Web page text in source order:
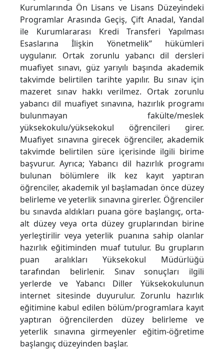
Kurumlarında Ön Lisans ve Lisans Düzeyindeki
Programlar Arasında Geçiş, Çift Anadal, Yandal
ile Kurumlararası Kredi Transferi Yapılması
Esaslarına İlişkin Yönetmelik” hükümleri
uygulanır. Ortak zorunlu yabancı dil dersleri
muafiyet sınavı, güz yarıyılı başında akademik
takvimde belirtilen tarihte yapılır. Bu sınav için
mazeret sınav hakkı verilmez. Ortak zorunlu
yabancı dil muafiyet sınavına, hazırlık programı
bulunmayan fakülte/meslek
yüksekokulu/yüksekokul öğrencileri girer.
Muafiyet sınavına girecek öğrenciler, akademik
takvimde belirtilen süre içerisinde ilgili birime
başvurur. Ayrıca; Yabancı dil hazırlık programı
bulunan bölümlere ilk kez kayıt yaptıran
öğrenciler, akademik yıl başlamadan önce düzey
belirleme ve yeterlik sınavına girerler. Öğrenciler
bu sınavda aldıkları puana göre başlangıç, orta-
alt düzey veya orta düzey gruplarından birine
yerleştirilir veya yeterlik puanına sahip olanlar
hazırlık eğitiminden muaf tutulur. Bu grupların
puan aralıkları Yüksekokul Müdürlüğü
tarafından belirlenir. Sınav sonuçları ilgili
yerlerde ve Yabancı Diller Yüksekokulunun
internet sitesinde duyurulur. Zorunlu hazırlık
eğitimine kabul edilen bölüm/programlara kayıt
yaptıran öğrencilerden düzey belirleme ve
yeterlik sınavına girmeyenler eğitim-öğretime
başlangıç düzeyinden başlar.